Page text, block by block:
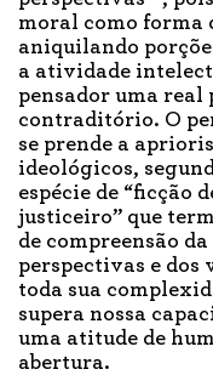
moral como forma
aniquilando
a atividade
pensador uma real
contraditório. O
se prende a
ideológicos,
espécie de “ficção
justiceiro” que
de compreensão
perspectivas e dos
toda sua
supera nossa
uma atitude de
abertura.